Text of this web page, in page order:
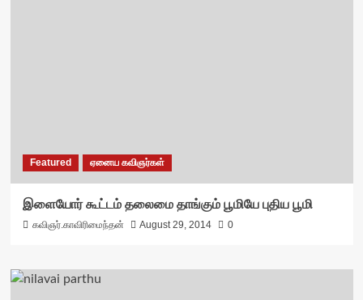
Featured ஏனைய கவிஞர்கள்
இளையோர் கூட்டம் தலைமை தாங்கும் பூமியே புதிய பூமி
கவிஞர்.காவிரிமைந்தன் August 29, 2014 0